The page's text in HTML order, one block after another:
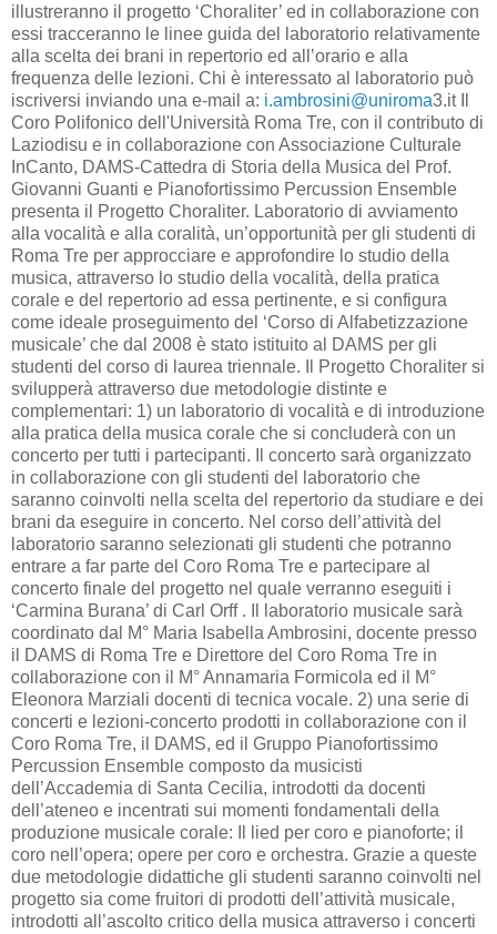
illustreranno il progetto ‘Choraliter’ ed in collaborazione con
essi tracceranno le linee guida del laboratorio relativamente
alla scelta dei brani in repertorio ed all’orario e alla
frequenza delle lezioni. Chi è interessato al laboratorio può
iscriversi inviando una e-mail a: i.ambrosini@uniroma3.it Il
Coro Polifonico dell'Università Roma Tre, con il contributo di
Laziodisu e in collaborazione con Associazione Culturale
InCanto, DAMS-Cattedra di Storia della Musica del Prof.
Giovanni Guanti e Pianofortissimo Percussion Ensemble
presenta il Progetto Choraliter. Laboratorio di avviamento
alla vocalità e alla coralità, un’opportunità per gli studenti di
Roma Tre per approcciare e approfondire lo studio della
musica, attraverso lo studio della vocalità, della pratica
corale e del repertorio ad essa pertinente, e si configura
come ideale proseguimento del ‘Corso di Alfabetizzazione
musicale’ che dal 2008 è stato istituito al DAMS per gli
studenti del corso di laurea triennale. Il Progetto Choraliter si
svilupperà attraverso due metodologie distinte e
complementari: 1) un laboratorio di vocalità e di introduzione
alla pratica della musica corale che si concluderà con un
concerto per tutti i partecipanti. Il concerto sarà organizzato
in collaborazione con gli studenti del laboratorio che
saranno coinvolti nella scelta del repertorio da studiare e dei
brani da eseguire in concerto. Nel corso dell’attività del
laboratorio saranno selezionati gli studenti che potranno
entrare a far parte del Coro Roma Tre e partecipare al
concerto finale del progetto nel quale verranno eseguiti i
‘Carmina Burana’ di Carl Orff . Il laboratorio musicale sarà
coordinato dal M° Maria Isabella Ambrosini, docente presso
il DAMS di Roma Tre e Direttore del Coro Roma Tre in
collaborazione con il M° Annamaria Formicola ed il M°
Eleonora Marziali docenti di tecnica vocale. 2) una serie di
concerti e lezioni-concerto prodotti in collaborazione con il
Coro Roma Tre, il DAMS, ed il Gruppo Pianofortissimo
Percussion Ensemble composto da musicisti
dell’Accademia di Santa Cecilia, introdotti da docenti
dell’ateneo e incentrati sui momenti fondamentali della
produzione musicale corale: Il lied per coro e pianoforte; il
coro nell’opera; opere per coro e orchestra. Grazie a queste
due metodologie didattiche gli studenti saranno coinvolti nel
progetto sia come fruitori di prodotti dell’attività musicale,
introdotti all’ascolto critico della musica attraverso i concerti